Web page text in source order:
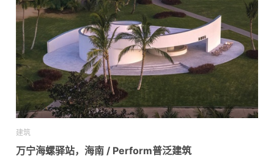
建筑
万宁海螺驿站，海南 / Perform普泛建筑